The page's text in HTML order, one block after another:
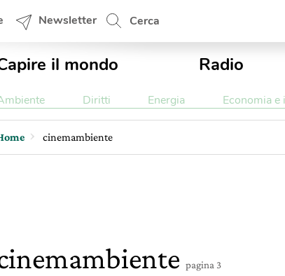
Newsletter Cerca
il mondo Radio
Diritti Energia Economia e
cinemambiente
pagina 3